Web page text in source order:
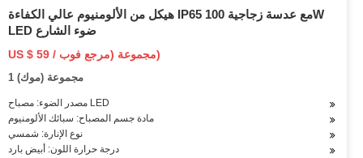
هيكل من الألومنيوم عالي الكفاءة IP65 مع عدسة زجاجية 100W
LED ضوء الشارع
US $ 59 / مجموعة (مرجع فوب)
1 مجموعة (موك)
مصدر الضوء: مصباح LED
مادة جسم المصباح: سبائك الألومنيوم
نوع الإنارة: شمسي
درجة حرارة اللون: أبيض بارد